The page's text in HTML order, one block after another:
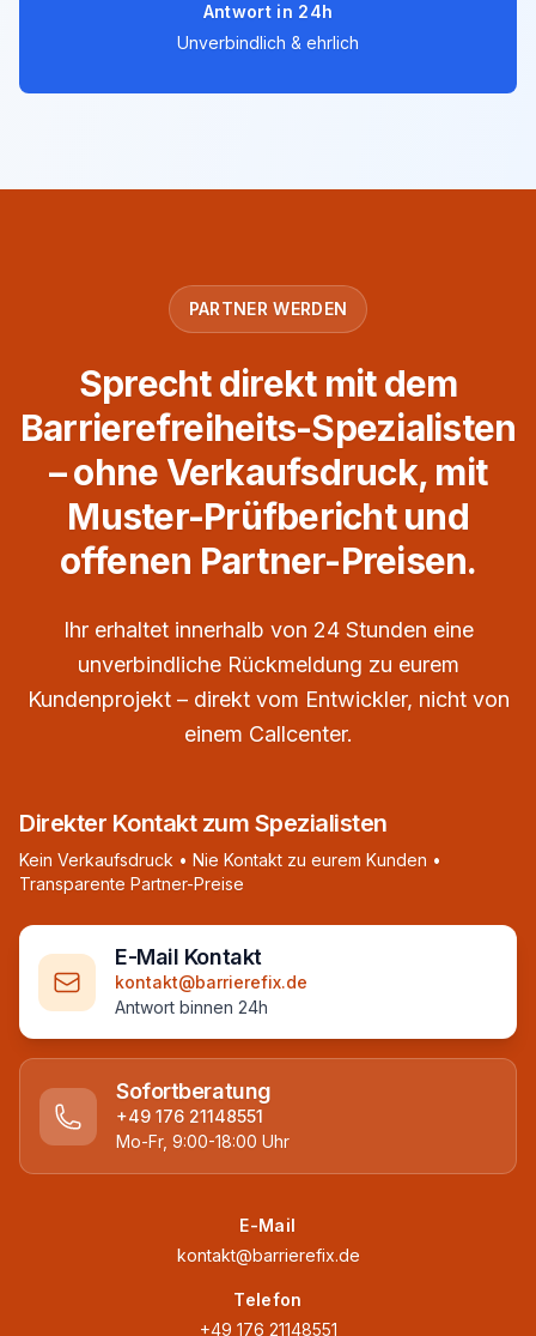
Antwort in 24h
Unverbindlich & ehrlich
PARTNER WERDEN
Sprecht direkt mit dem
Barrierefreiheits-Spezialisten
– ohne Verkaufsdruck, mit
Muster-Prüfbericht und
offenen Partner-Preisen.
Ihr erhaltet innerhalb von 24 Stunden eine
unverbindliche Rückmeldung zu eurem
Kundenprojekt – direkt vom Entwickler, nicht von
einem Callcenter.
Direkter Kontakt zum Spezialisten
Kein Verkaufsdruck • Nie Kontakt zu eurem Kunden •
Transparente Partner-Preise
E-Mail Kontakt
kontakt@barrierefix.de
Antwort binnen 24h
Sofortberatung
+49 176 21148551
Mo-Fr, 9:00-18:00 Uhr
E-Mail
kontakt@barrierefix.de
Telefon
+49 176 21148551